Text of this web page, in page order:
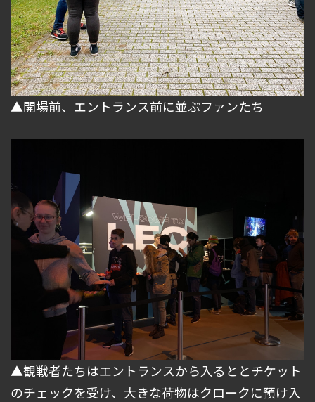
▲開場前、エントランス前に並ぶファンたち
▲観戦者たちはエントランスから入るととチケット
のチェックを受け、大きな荷物はクロークに預け入